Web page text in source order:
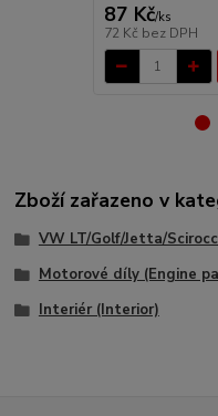
87 Kč/ks
72 Kč bez DPH
Zboží zařazeno v
VW LT/Golf/Jetta/
Motorové díly (Engine
Interiér (Interior)